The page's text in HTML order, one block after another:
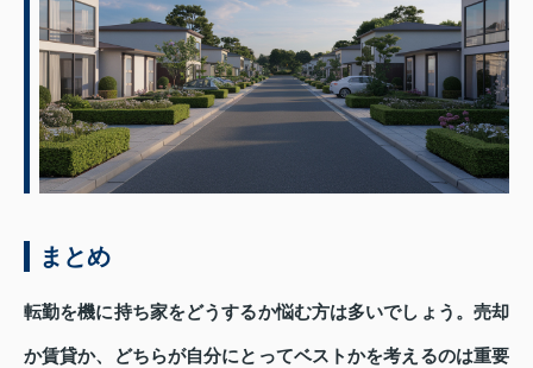
まとめ
転勤を機に持ち家をどうするか悩む方は多いでしょう。売却
か賃貸か、どちらが自分にとってベストかを考えるのは重要